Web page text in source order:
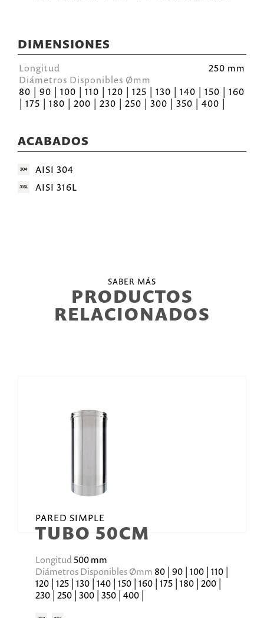
DIMENSIONES
Longitud
250 mm
Diámetros Disponibles Ømm
80 | 90 | 100 | 110 | 120 | 125 | 130 | 140 | 150 | 160
| 175 | 180 | 200 | 230 | 250 | 300 | 350 | 400 |
ACABADOS
AISI 304
AISI 316L
SABER MÁS
PRODUCTOS
RELACIONADOS
PARED SIMPLE
TUBO 50CM
Longitud500 mm
Diámetros Disponibles Ømm 80 | 90 | 100 | 110 |
120 | 125 | 130 | 140 | 150 | 160 | 175 | 180 | 200 |
230 | 250 | 300 | 350 | 400 |